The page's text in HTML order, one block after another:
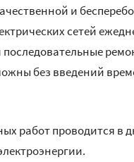
и
сетей
без введений
работ проводится в